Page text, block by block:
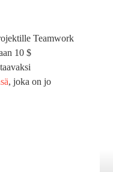
Teamwork
10 $
, joka on jo